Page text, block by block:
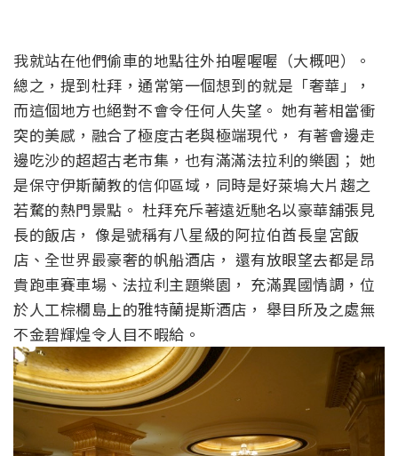
我就站在他們偷車的地點往外拍喔喔喔（大概吧）。
總之，提到杜拜，通常第一個想到的就是「奢華」，
而這個地方也絕對不會令任何人失望。 她有著相當衝
突的美感，融合了極度古老與極端現代， 有著會邊走
邊吃沙的超超古老市集，也有滿滿法拉利的樂園； 她
是保守伊斯蘭教的信仰區域，同時是好萊塢大片趨之
若騖的熱門景點。 杜拜充斥著遠近馳名以豪華舖張見
長的飯店， 像是號稱有八星級的阿拉伯酋長皇宮飯
店、全世界最豪奢的帆船酒店， 還有放眼望去都是昂
貴跑車賽車場、法拉利主題樂園， 充滿異國情調，位
於人工棕櫚島上的雅特蘭提斯酒店， 舉目所及之處無
不金碧輝煌令人目不暇給。